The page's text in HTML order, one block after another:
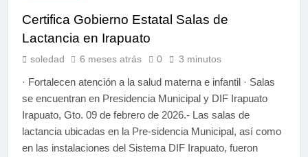
Certifica Gobierno Estatal Salas de
Lactancia en Irapuato
soledad 6 meses atrás 0 3 minutos
· Fortalecen atención a la salud materna e infantil · Salas
se encuentran en Presidencia Municipal y DIF Irapuato
Irapuato, Gto. 09 de febrero de 2026.- Las salas de
lactancia ubicadas en la Pre-sidencia Municipal, así como
en las instalaciones del Sistema DIF Irapuato, fueron